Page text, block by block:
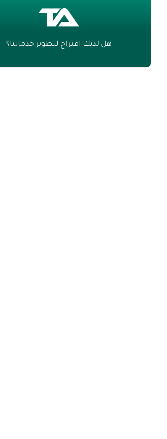
هل لديك اقتراح لتطوير خدماتنا؟